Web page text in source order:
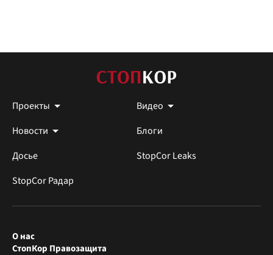
Проекты
Видео
Новости
Блоги
Досье
StopCor Leaks
StopCor Радар
О нас
СтопКор Правозащита